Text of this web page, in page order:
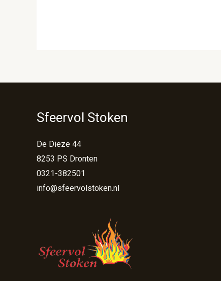
Sfeervol Stoken
De Dieze 44
8253 PS Dronten
0321-382501
info@sfeervolstoken.nl